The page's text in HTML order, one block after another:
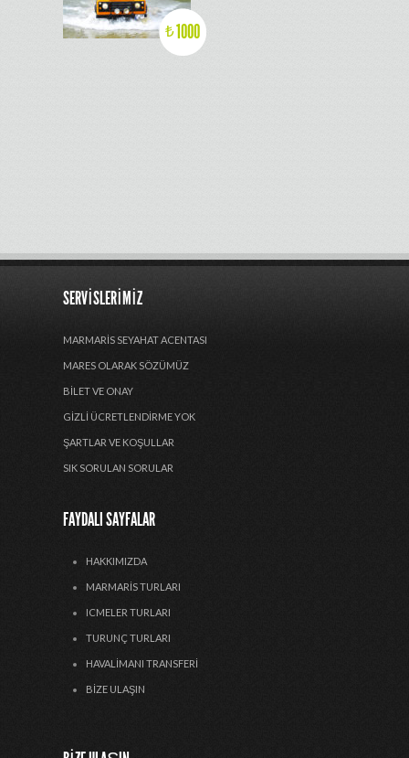
₺1000
SERVISLERIMIZ
MARMARIS SEYAHAT ACENTASI
MARES OLARAK SÖZÜMÜZ
BILET VE ONAY
GIZLI ÜCRETLENDIRME YOK
ŞARTLAR VE KOŞULLAR
SIK SORULAN SORULAR
FAYDALI SAYFALAR
HAKKIMIZDA
MARMARIS TURLARI
ICMELER TURLARI
TURUNÇ TURLARI
HAVALIMANI TRANSFERI
BIZE ULAŞIN